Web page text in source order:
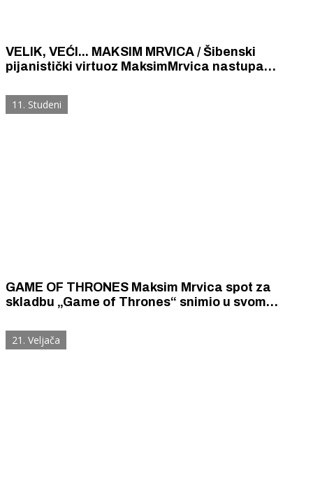
VELIK, VEĆI... MAKSIM MRVICA / Šibenski
pijanistički virtuoz MaksimMrvica nastupa
Lisinski”. Ulaznice su rasprodane još prošle
godine.
11. Studeni
GAME OF THRONES Maksim Mrvica spot za
skladbu „Game of Thrones“ snimio u svom
21. Veljača